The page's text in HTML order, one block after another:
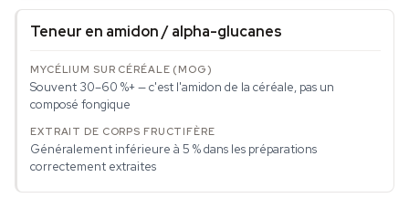
Teneur en amidon / alpha-glucanes
Souvent 30–60 %+ — c'est l'amidon de la céréale, pas un
composé fongique
Généralement inférieure à 5 % dans les préparations
correctement extraites